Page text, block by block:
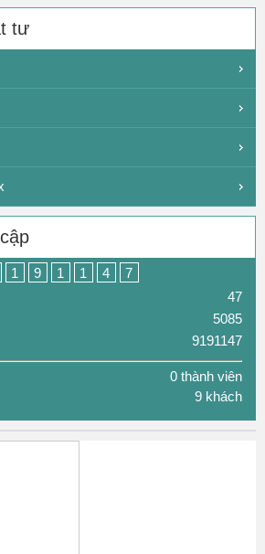
tư
1 9 1 1 4
7
47
5085
9191147
0 thành viên
9 khách